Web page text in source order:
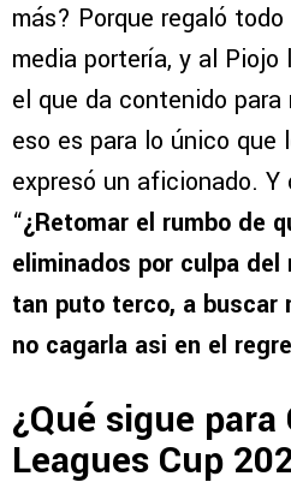
más? Porque regaló
media portería, y al
el que da contenido para
eso es para lo único que
expresó un aficionado. Y
“¿Retomar el rumbo de
eliminados por culpa
tan puto terco, a buscar
no cagarla asi en el
¿Qué sigue
Leagues Cup